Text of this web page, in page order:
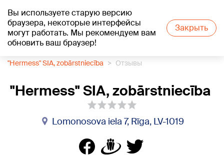
Вы используете старую версию
браузера, некоторые интерфейсы
могут работать. Мы рекомендуем вам
обновить ваш браузер!
Закрыть
+16°C
"Hermess" SIA, zobārstniecība
Отзывы
"Hermess" SIA, zobārstniecība
Lomonosova iela 7, Rīga, LV-1019